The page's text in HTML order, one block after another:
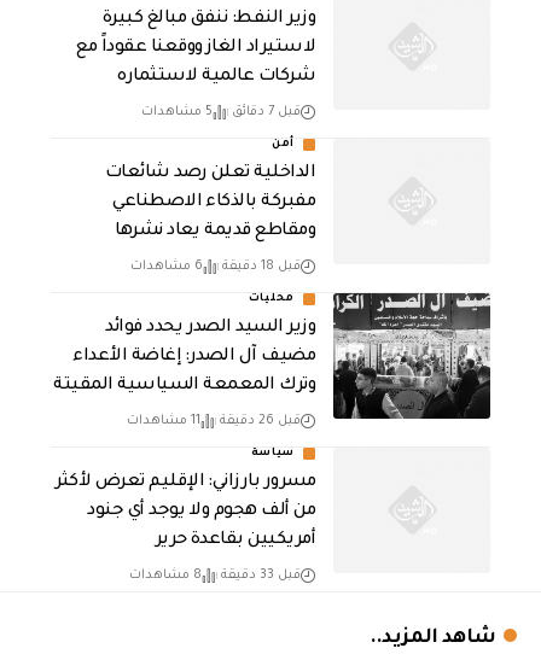
وزير النفط: ننفق مبالغ كبيرة
لاستيراد الغاز ووقعنا عقوداً مع
شركات عالمية لاستثماره
قبل 7 دقائق 5 مشاهدات
أمن
الداخلية تعلن رصد شائعات
مفبركة بالذكاء الاصطناعي
ومقاطع قديمة يعاد نشرها
قبل 18 دقيقة 6 مشاهدات
محليات
وزير السيد الصدر يحدد فوائد
مضيف آل الصدر: إغاضة الأعداء
وترك المعمعة السياسية المقيتة
قبل 26 دقيقة 11 مشاهدات
سياسة
مسرور بارزاني: الإقليم تعرض لأكثر
من ألف هجوم ولا يوجد أي جنود
أمريكيين بقاعدة حرير
قبل 33 دقيقة 8 مشاهدات
شاهد المزيد..